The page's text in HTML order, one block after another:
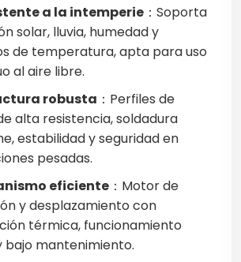
a la intemperie ：Soporta
solar, lluvia, humedad y
de temperatura, apta para uso
al aire libre.
robusta ：Perfiles de
alta resistencia, soldadura
estabilidad y seguridad en
pesadas.
eficiente ：Motor de
y desplazamiento con
térmica, funcionamiento
bajo mantenimiento.